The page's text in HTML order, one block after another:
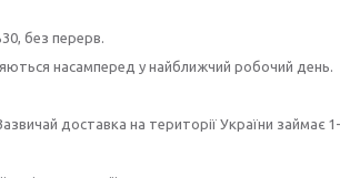
без перерв.
насамперед у найближчий робочий день.
доставка на території України займає 1-